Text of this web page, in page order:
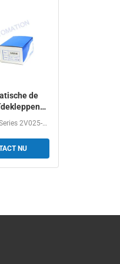
de
AIRTAC 2V Series 2V025-06 G1/8 2/2Way Normally Closed...
NU